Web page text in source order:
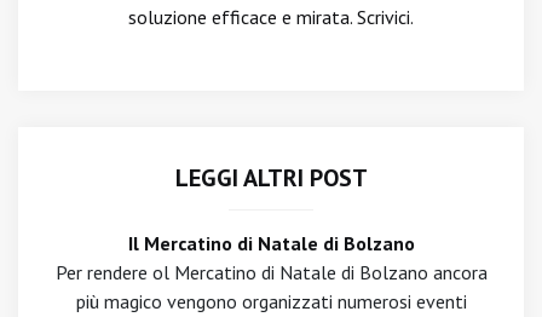
soluzione efficace e mirata. Scrivici.
LEGGI ALTRI POST
Il Mercatino di Natale di Bolzano
Per rendere ol Mercatino di Natale di Bolzano ancora
più magico vengono organizzati numerosi eventi